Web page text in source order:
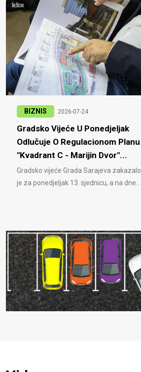
BIZNIS 2026-07-24
Gradsko Vijeće U Ponedjeljak
Odlučuje O Regulacionom Planu
"Kvadrant C - Marijin Dvor"...
Gradsko vijeće Grada Sarajeva zakazalo
je za ponedjeljak 13. sjednicu, a na dne..